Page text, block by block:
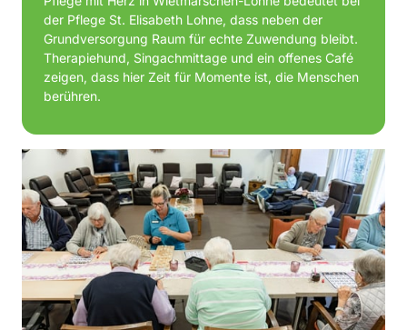
der Pflege St. Elisabeth Lohne, dass neben der
Grundversorgung Raum für echte Zuwendung bleibt.
Therapiehund, Singachmittage und ein offenes Café
zeigen, dass hier Zeit für Momente ist, die Menschen
berühren.